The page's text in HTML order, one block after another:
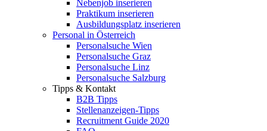
Nebenjob inserieren
Praktikum inserieren
Ausbildungsplatz inserieren
Personal in Österreich
Personalsuche Wien
Personalsuche Graz
Personalsuche Linz
Personalsuche Salzburg
Tipps & Kontakt
B2B Tipps
Stellenanzeigen-Tipps
Recruitment Guide 2020